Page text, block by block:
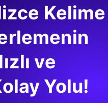
üzere, “I read books”
artırmanın yanı
bir eylemi ifade etmekle
Kitap okumak, kişisel
Kelime
ve
Yolu!